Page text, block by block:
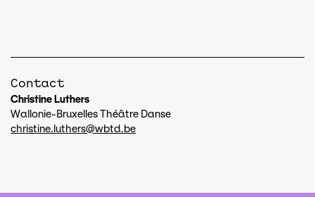
Contact
Christine Luthers
Wallonie-Bruxelles Théâtre Danse
christine.luthers@wbtd.be